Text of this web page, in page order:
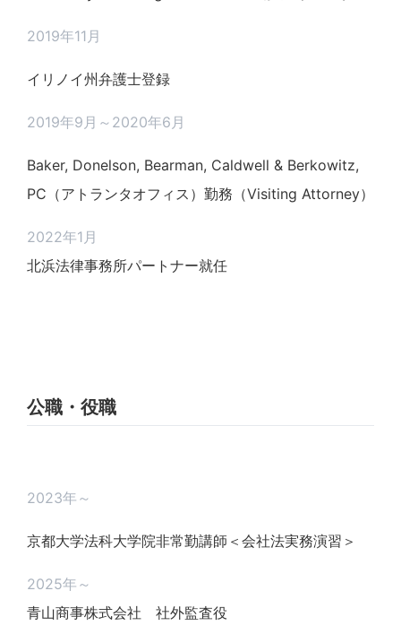
2019年11月
イリノイ州弁護士登録
2019年9月～2020年6月
Baker, Donelson, Bearman, Caldwell & Berkowitz,
PC（アトランタオフィス）勤務（Visiting Attorney）
2022年1月
北浜法律事務所パートナー就任
公職・役職
2023年～
京都大学法科大学院非常勤講師＜会社法実務演習＞
2025年～
青山商事株式会社 社外監査役